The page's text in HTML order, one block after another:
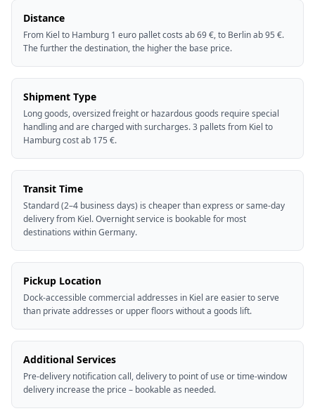
Distance
From Kiel to Hamburg 1 euro pallet costs ab 69 €, to Berlin ab 95 €.
The further the destination, the higher the base price.
Shipment Type
Long goods, oversized freight or hazardous goods require special
handling and are charged with surcharges. 3 pallets from Kiel to
Hamburg cost ab 175 €.
Transit Time
Standard (2–4 business days) is cheaper than express or same-day
delivery from Kiel. Overnight service is bookable for most
destinations within Germany.
Pickup Location
Dock-accessible commercial addresses in Kiel are easier to serve
than private addresses or upper floors without a goods lift.
Additional Services
Pre-delivery notification call, delivery to point of use or time-window
delivery increase the price – bookable as needed.